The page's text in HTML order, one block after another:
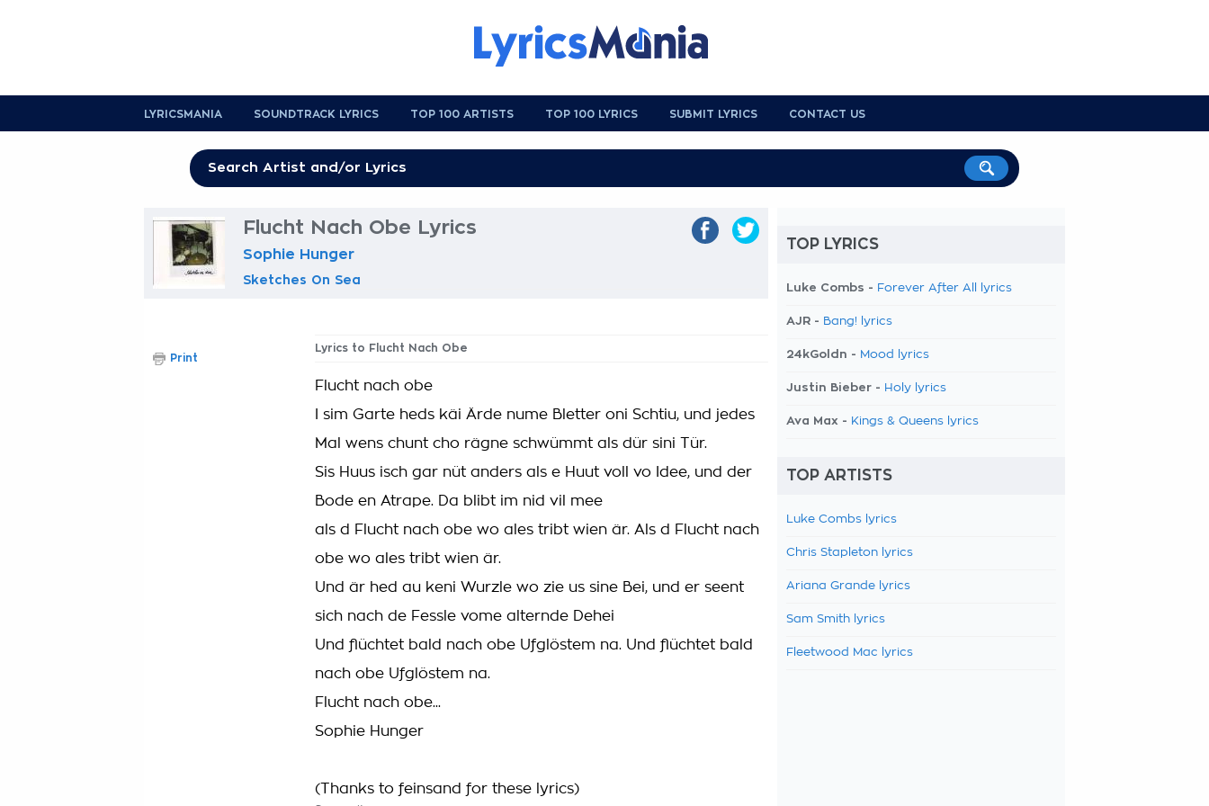
LYRICSMANIA SOUNDTRACK LYRICS TOP 100 ARTISTS TOP 100 LYRICS SUBMIT LYRICS CONTACT US
Flucht Nach Obe Lyrics
Sophie Hunger
Sketches On Sea
Lyrics to Flucht Nach Obe
Flucht nach obe
I sim Garte heds käi Ärde nume Bletter oni Schtiu, und jedes
Mal wens chunt cho rägne schwümmt als dür sini Tür.
Sis Huus isch gar nüt anders als e Huut voll vo Idee, und der
Bode en Atrape. Da blibt im nid vil mee
als d Flucht nach obe wo ales tribt wien är. Als d Flucht nach
obe wo ales tribt wien är.
Und är hed au keni Wurzle wo zie us sine Bei, und er seent
sich nach de Fessle vome alternde Dehei
Und flüchtet bald nach obe Ufglöstem na. Und flüchtet bald
nach obe Ufglöstem na.
Flucht nach obe...
Sophie Hunger
(Thanks to feinsand for these lyrics)
Print
TOP LYRICS
Luke Combs - Forever After All lyrics
AJR - Bang! lyrics
24kGoldn - Mood lyrics
Justin Bieber - Holy lyrics
Ava Max - Kings & Queens lyrics
TOP ARTISTS
Luke Combs lyrics
Chris Stapleton lyrics
Ariana Grande lyrics
Sam Smith lyrics
Fleetwood Mac lyrics